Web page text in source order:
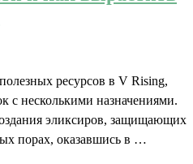
ресурсов в V Rising,
с несколькими назначениями.
эликсиров, защищающих
порах, оказавшись в …